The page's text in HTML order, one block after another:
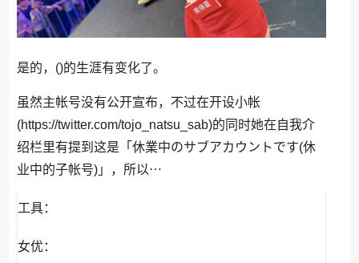
是的，()的生涯有变化了。
虽然主帐号没有公开宣布，不过在开设小帐
(https://twitter.com/tojo_natsu_sab)的同时她在自我介
绍栏里有提到这是「休業中のサブアカウントです(休
业中的子帐号)」，所以⋯
工具：
女优：